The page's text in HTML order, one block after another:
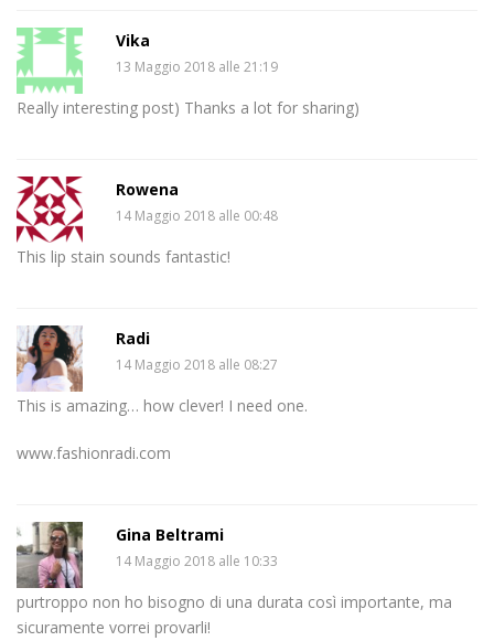
Vika
13 Maggio 2018 alle 21:19
Really interesting post) Thanks a lot for sharing)
Rowena
14 Maggio 2018 alle 00:48
This lip stain sounds fantastic!
Radi
14 Maggio 2018 alle 08:27
This is amazing… how clever! I need one.
www.fashionradi.com
Gina Beltrami
14 Maggio 2018 alle 10:33
purtroppo non ho bisogno di una durata così importante, ma
sicuramente vorrei provarli!